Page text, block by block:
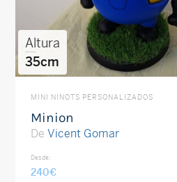
Altura
35cm
MINI NINOTS PERSONALIZADOS
Minion
De Vicent Gomar
Desde:
240€